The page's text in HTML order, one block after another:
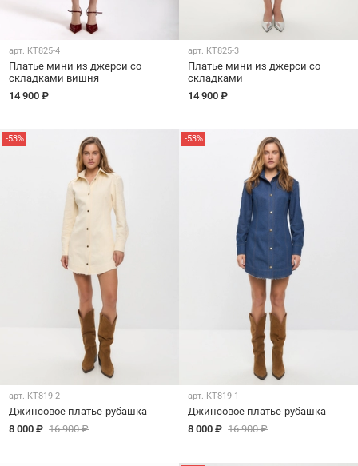
арт. KT825-4
Платье мини из джерси со
складками вишня
14 900 ₽
арт. KT825-3
Платье мини из джерси со
складками
14 900 ₽
-53%
арт. KT819-2
Джинсовое платье-рубашка
8 000 ₽ 16 900 ₽
-53%
арт. KT819-1
Джинсовое платье-рубашка
8 000 ₽ 16 900 ₽